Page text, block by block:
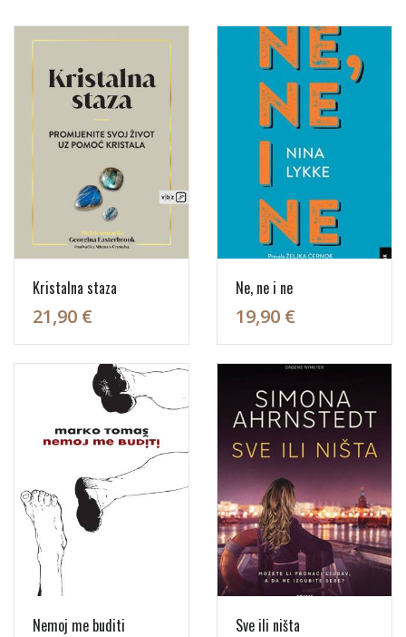
Kristalna staza
21,90 €
Ne, ne i ne
19,90 €
Nemoj me buditi Sve ili ništa